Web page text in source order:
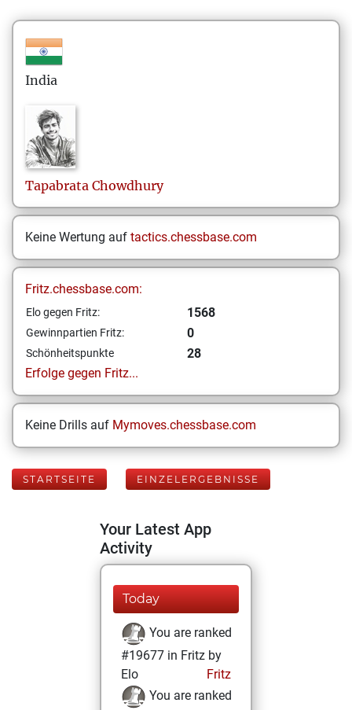
India
Tapabrata Chowdhury
Keine Wertung auf tactics.chessbase.com
Fritz.chessbase.com:
Elo gegen Fritz: 1568
Gewinnpartien Fritz: 0
Schönheitspunkte
28
Erfolge gegen Fritz...
Keine Drills auf Mymoves.chessbase.com
STARTSEITE EINZELERGEBNISSE
Your Latest App
Activity
Today
You are ranked
#19677 in Fritz by
Elo
Fritz
You are ranked